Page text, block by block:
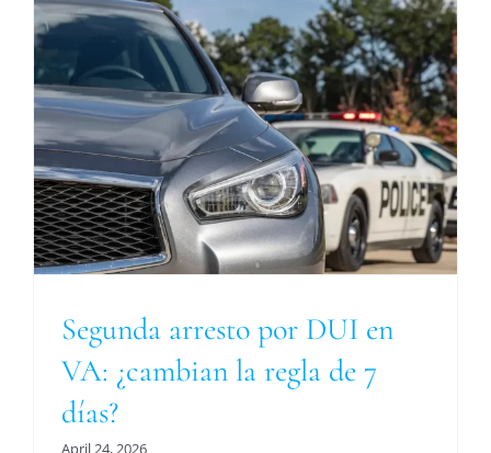
Segunda arresto por DUI en
VA: ¿cambian la regla de 7
días?
April 24, 2026